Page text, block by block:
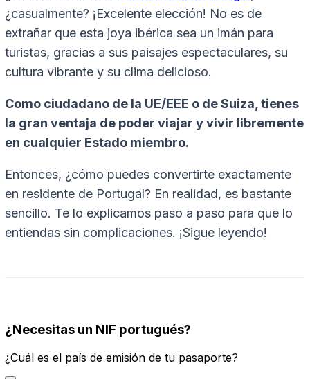
¿casualmente? ¡Excelente elección! No es de
extrañar que esta joya ibérica sea un imán para
turistas, gracias a sus paisajes espectaculares, su
cultura vibrante y su clima delicioso.
Como ciudadano de la UE/EEE o de Suiza, tienes
la gran ventaja de poder viajar y vivir libremente
en cualquier Estado miembro.
Entonces, ¿cómo puedes convertirte exactamente
en residente de Portugal? En realidad, es bastante
sencillo. Te lo explicamos paso a paso para que lo
entiendas sin complicaciones. ¡Sigue leyendo!
¿Necesitas un NIF portugués?
¿Cuál es el país de emisión de tu pasaporte?